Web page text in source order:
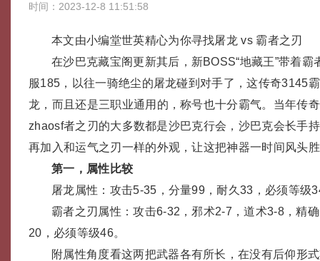
时间：2023-12-8 11:51:58
本文由小编堂世英精心为你寻找屠龙 vs 霸者之刃
在沙巴克藏宝阁更新其后，新BOSS“地藏王”带着霸
服185，以往一骑绝尘的屠龙碰到对手了，这传奇3145
龙，而且还是三职业通用的，称号也十分霸气。当年传
zhaosf者之刃的大多数都是沙巴克行会，沙巴克会长手
再加入和运气之刃一样的外观，让这把神器一时间风头
第一，属性比较
屠龙属性：攻击5-35，分量99，耐久33，必须等级
霸者之刃属性：攻击6-32，邪术2-7，道术3-8，精
20，必须等级46。
附属性角度看这两把武器各有所长，在没有后仰形